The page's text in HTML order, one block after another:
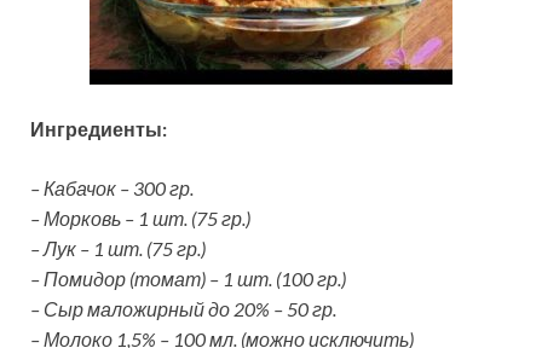
Ингредиенты:
– Кабачок – 300 гр.
– Морковь – 1 шт. (75 гр.)
– Лук – 1 шт. (75 гр.)
– Помидор (томат) – 1 шт. (100 гр.)
– Сыр маложирный до 20% – 50 гр.
– Молоко 1,5% – 100 мл. (можно исключить)